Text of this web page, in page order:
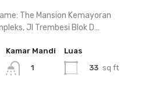
The Mansion Kemayoran
Jl Trembesi Blok D…
Kamar Mandi
1
Luas
33 sq ft